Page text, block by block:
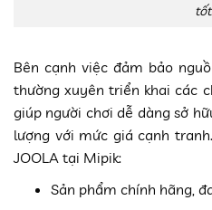
tốt
Bên cạnh việc đảm bảo
thường xuyên triển khai các
giúp người chơi dễ dàng sở
lượng với mức giá cạnh
JOOLA tại Mipik:
Sản phẩm chính hãng,